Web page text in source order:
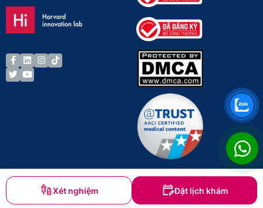
Xét nghiệm Đặt lịch khám
Bản quyền © Docosan 2023